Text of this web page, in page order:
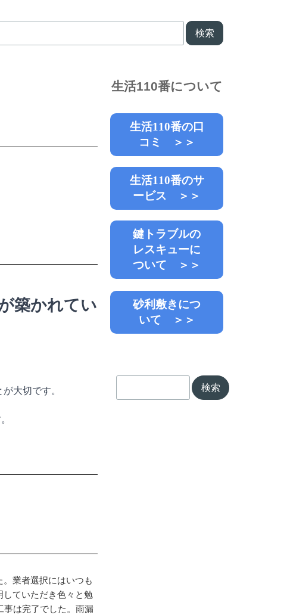
検索
検索
生活110番の口
コミ ＞＞
生活110番のサ
ービス ＞＞
生活110番について
鍵トラブルの
レスキューに
ついて ＞＞
砂利敷きにつ
いて ＞＞
築かれてい
大切です。
業者選択にはいつも
ていただき色々と勉
は完了でした。雨漏